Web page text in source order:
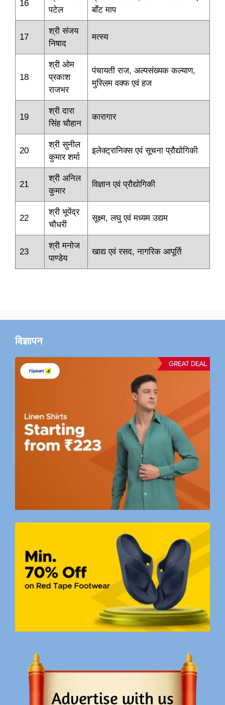
16
पटेल
बॉंट माप
17
श्री संजय
निषाद
मत्स्य
18
श्री ओम
प्रकाश
राजभर
पंचायती राज, अल्पसंख्यक कल्याण,
मुस्लिम वक्फ एवं हज
19
श्री दारा
सिंह चौहान
कारागार
20
श्री सुनील
कुमार शर्मा
इलेक्ट्रानिक्स एवं सूचना प्रौद्योगिकी
21
श्री अनिल
कुमार
विज्ञान एवं प्रौद्योगिकी
22
श्री भूपेंद्र
चौधरी
सूक्ष्म, लघु एवं मध्यम उद्यम
23
श्री मनोज
पाण्डेय
खाद्य एवं रसद, नागरिक आपूर्ति
विज्ञापन